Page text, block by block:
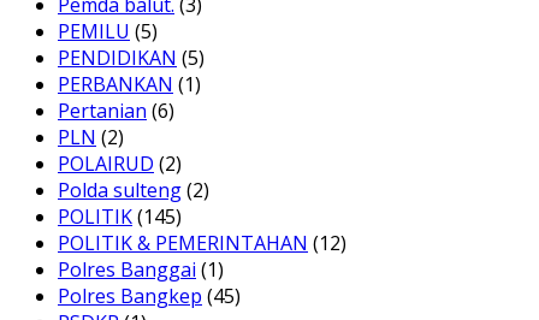
PEMILU (5)
PENDIDIKAN (5)
PERBANKAN (1)
Pertanian (6)
PLN (2)
POLAIRUD (2)
Polda sulteng(2)
POLITIK(145)
POLITIK & PEMERINTAHAN (12)
Polres Banggai (1)
Polres Bangkep (45)